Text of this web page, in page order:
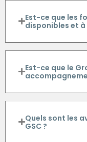
Est-ce que les
disponibles et
Est-ce que le
Quels sont les
GSC ?